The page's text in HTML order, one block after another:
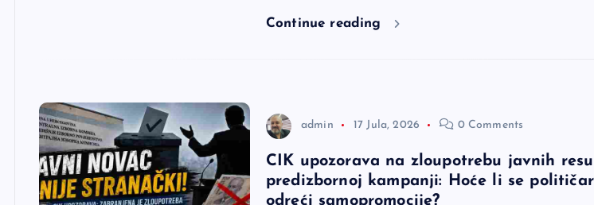
Continue reading
admin 17 Jula, 2026 0 Comments
CIK upozorava na zloupotrebu javnih
predizbornoj kampanji: Hoće li se
odreći samopromocije?